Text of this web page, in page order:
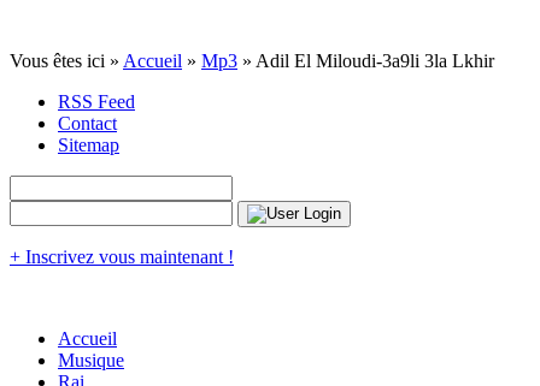
Vous êtes ici » Accueil » Mp3 » Adil El Miloudi-3a9li 3la Lkhir
RSS Feed
Contact
Sitemap
+ Inscrivez vous maintenant !
Accueil
Musique
Rai